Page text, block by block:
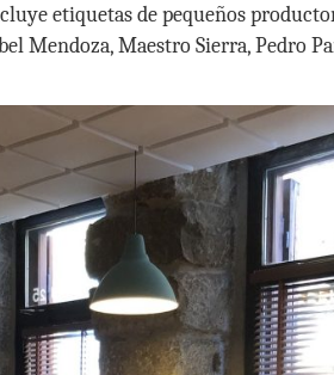
etiquetas de pequeños
Mendoza, Maestro Sierra, Pedro